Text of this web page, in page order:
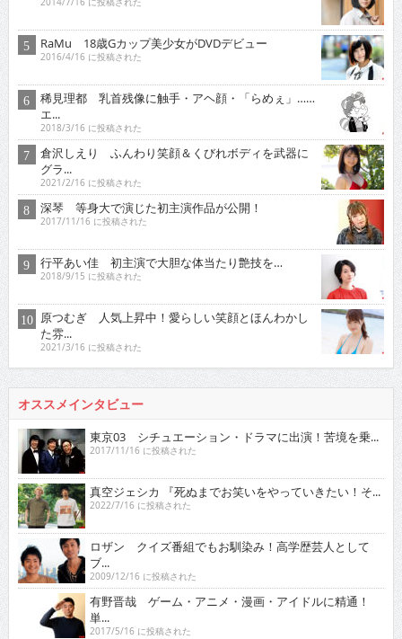
RaMu 18歳Gカップ美少女がDVDデビュー
2016/4/16 に投稿された
稀見理都 乳首残像に触手・アヘ顔・「らめぇ」……
エ...
2018/3/16 に投稿された
倉沢しえり ふんわり笑顔＆くびれボディを武器に
グラ...
2021/2/16 に投稿された
深琴 等身大で演じた初主演作品が公開！
2017/11/16 に投稿された
行平あい佳 初主演で大胆な体当たり艶技を…
2018/9/15 に投稿された
原つむぎ 人気上昇中！愛らしい笑顔とほんわかし
た雰...
2021/3/16 に投稿された
オススメインタビュー
東京03 シチュエーション・ドラマに出演！苦境を乗...
2017/11/16 に投稿された
真空ジェシカ 『死ぬまでお笑いをやっていきたい！そ...
2022/7/16 に投稿された
ロザン クイズ番組でもお馴染み！高学歴芸人として
ブ...
2009/12/16 に投稿された
有野晋哉 ゲーム・アニメ・漫画・アイドルに精通！
単...
2017/5/16 に投稿された